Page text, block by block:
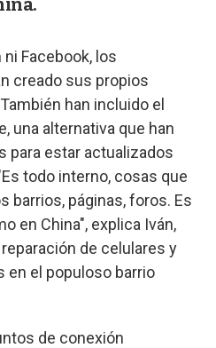
Facebook, los
creado sus propios
han incluido el
una alternativa que han
para estar actualizados
todo interno, cosas que
barrios, páginas, foros. Es
en China", explica Iván,
de celulares y
el populoso barrio
de conexión